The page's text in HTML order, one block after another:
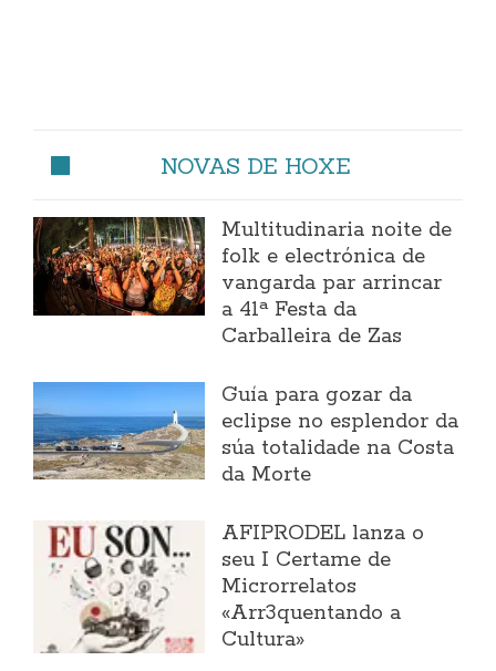
NOVAS DE HOXE
Multitudinaria noite de
folk e electrónica de
vangarda par arrincar
a 41ª Festa da
Carballeira de Zas
Guía para gozar da
eclipse no esplendor da
súa totalidade na Costa
da Morte
AFIPRODEL lanza o
seu I Certame de
Microrrelatos
«Arr3quentando a
Cultura»